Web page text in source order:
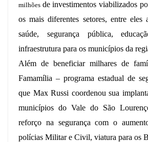
milhões de investimentos viabilizados
os mais diferentes setores, entre eles
saúde, segurança pública,
infraestrutura para os municípios da
Além de beneficiar milhares de
Famamília – programa estadual de
que Max Russi coordenou sua
municípios do Vale do São
reforço na segurança com o
polícias Militar e Civil, viatura para os